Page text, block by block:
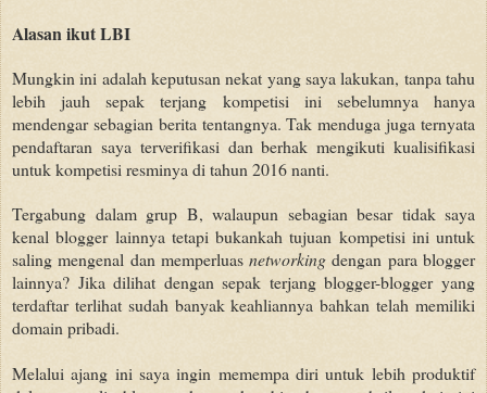
Alasan ikut LBI
Mungkin ini adalah keputusan nekat yang saya lakukan, tanpa tahu
lebih jauh sepak terjang kompetisi ini sebelumnya hanya
mendengar sebagian berita tentangnya. Tak menduga juga ternyata
pendaftaran saya terverifikasi dan berhak mengikuti kualisifikasi
untuk kompetisi resminya di tahun 2016 nanti.
Tergabung dalam grup B, walaupun sebagian besar tidak saya
kenal blogger lainnya tetapi bukankah tujuan kompetisi ini untuk
saling mengenal dan memperluasnetworkingdengan para blogger
lainnya? Jika dilihat dengan sepak terjang blogger-blogger yang
terdaftar terlihat sudah banyak keahliannya bahkan telah memiliki
domain pribadi.
Melalui ajang ini saya ingin memempa diri untuk lebih produktif